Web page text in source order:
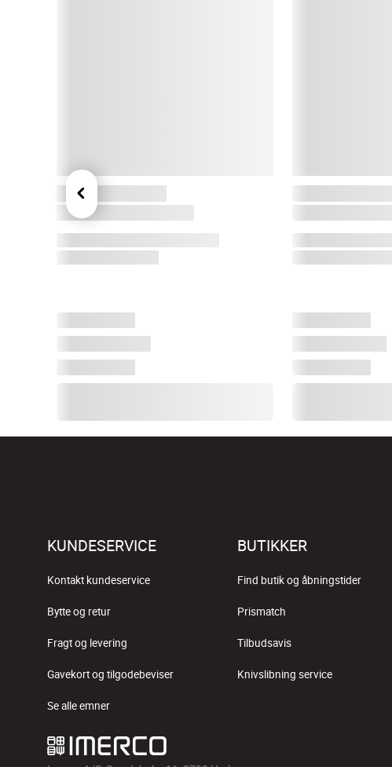
KUNDESERVICE
Kontakt kundeservice
Bytte og retur
Fragt og levering
Gavekort og tilgodebeviser
Se alle emner
BUTIKKER
Find butik og åbningstider
Prismatch
Tilbudsavis
Knivslibning service